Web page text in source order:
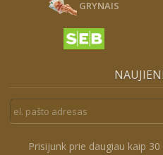
GRYNAIS
Prisijunk prie daugiau kaip